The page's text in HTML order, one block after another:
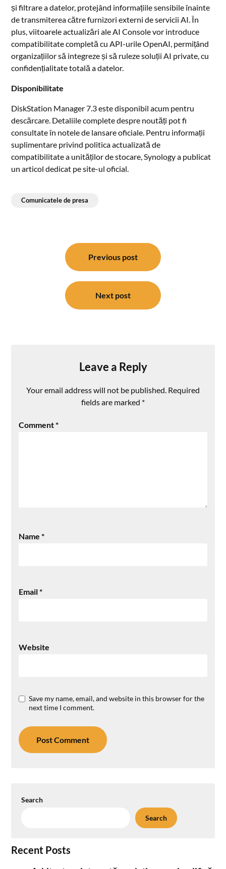
și filtrare a datelor, protejând informațiile sensibile înainte
de transmiterea către furnizori externi de servicii AI. În
plus, viitoarele actualizări ale AI Console vor introduce
compatibilitate completă cu API-urile OpenAI, permițând
organizațiilor să integreze și să ruleze soluții AI private, cu
confidențialitate totală a datelor.
Disponibilitate
DiskStation Manager 7.3 este disponibil acum pentru
descărcare. Detaliile complete despre noutăți pot fi
consultate în notele de lansare oficiale. Pentru informații
suplimentare privind politica actualizată de
compatibilitate a unităților de stocare, Synology a publicat
un articol dedicat pe site-ul oficial.
Comunicatele de presa
Previous post
Next post
Leave a Reply
Your email address will not be published. Required
fields are marked *
Comment*
Name*
Email*
Website
Save my name, email, and website in this browser for the
next time I comment.
Search
Search
Recent Posts